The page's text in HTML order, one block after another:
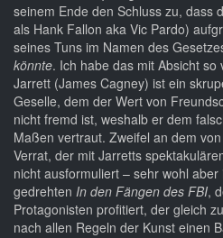
seinem Ende den Schluss zu, dass
als Hank Fallon aka Vic Pardo)
seines Tuns im Namen des
könnte. Ich habe das mit Absicht
Jarrett (James Cagney) ist ein
Geselle, dem der Wert von
nicht fremd ist, weshalb er dem
Maßen vertraut. Zweifel an dem
Verrat, der mit Jarretts
nicht ausformuliert – sehr wohl
gedrehten In den Fängen des FBI,
Protagonisten profitiert, der gleich
nach allen Regeln der Kunst einen